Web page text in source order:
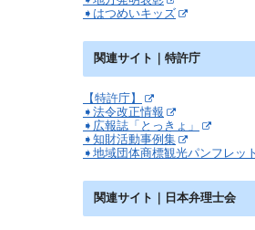
➧はつめいキッズ
関連サイト｜特許庁
【特許庁】
➧法令改正情報
➧広報誌「とっきょ」
➧知財活動事例集
➧地域団体商標観光パンフレッ
関連サイト｜日本弁理士会